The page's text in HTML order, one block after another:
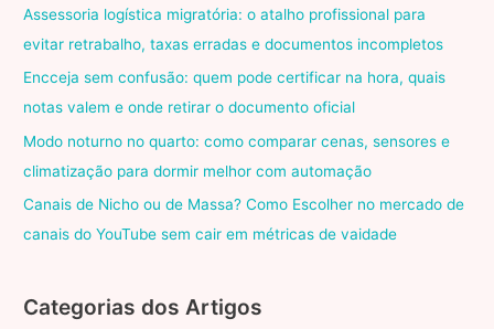
Assessoria logística migratória: o atalho profissional para
evitar retrabalho, taxas erradas e documentos incompletos
Encceja sem confusão: quem pode certificar na hora, quais
notas valem e onde retirar o documento oficial
Modo noturno no quarto: como comparar cenas, sensores e
climatização para dormir melhor com automação
Canais de Nicho ou de Massa? Como Escolher no mercado de
canais do YouTube sem cair em métricas de vaidade
Categorias dos Artigos